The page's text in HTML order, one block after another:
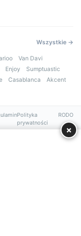
Wszystkie →
Van Davi
Enjoy
Sumptuastic
Casablanca
Akcent
Polityka
prywatności
RODO
×